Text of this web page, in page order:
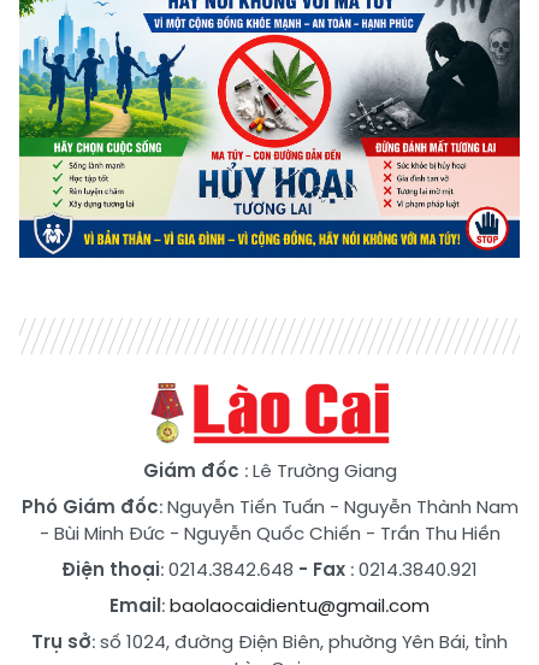
Giám đốc : Lê Trường Giang
Phó Giám đốc:Nguyễn Tiến Tuấn - Nguyễn Thành Nam
- Bùi Minh Đức- Nguyễn Quốc Chiến - Trần Thu Hiền
Điện thoại: 0214.3842.648 - Fax : 0214.3840.921
Email:baolaocaidientu@gmail.com
Trụ sở: số 1024, đường Điện Biên, phường Yên Bái, tỉnh